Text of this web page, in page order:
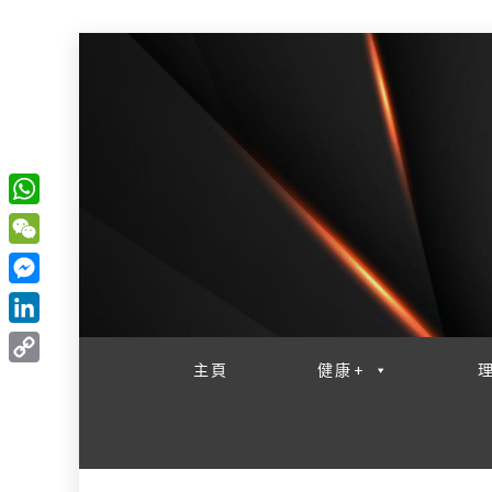
主頁 健康+
W
h
a
t
s
W
e
C
h
M
e
s
L
i